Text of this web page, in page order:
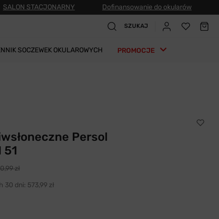
SALON STACJONARNY Dofinansowanie do okularów
SZUKAJ
SOCZEWEK OKULAROWYCH PROMOCJE
Persol
51
zł
30 dni: 573,99 zł